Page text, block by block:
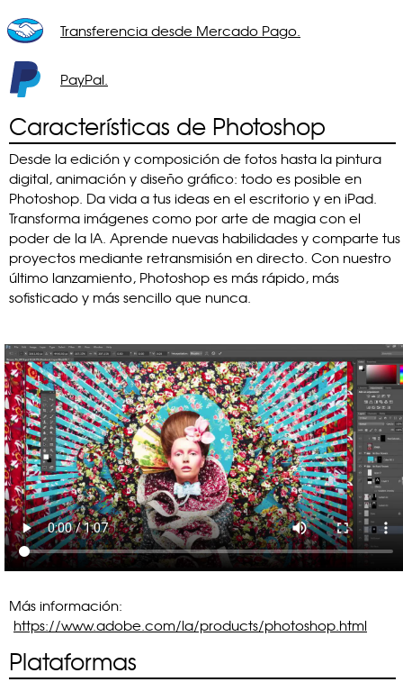
Transferencia desde Mercado Pago.
PayPal.
Características de Photoshop
Desde la edición y composición de fotos hasta la pintura
digital, animación y diseño gráfico: todo es posible en
Photoshop. Da vida a tus ideas en el escritorio y en iPad.
Transforma imágenes como por arte de magia con el
poder de la IA. Aprende nuevas habilidades y comparte tus
proyectos mediante retransmisión en directo. Con nuestro
último lanzamiento, Photoshop es más rápido, más
sofisticado y más sencillo que nunca.
Más información:
https://www.adobe.com/la/products/photoshop.html
Plataformas